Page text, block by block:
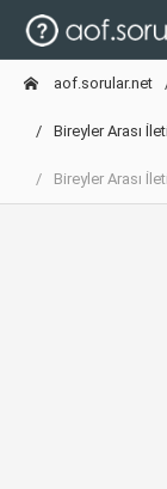
aof.sorular.net
Bireyler Arası
Bireyler Arası